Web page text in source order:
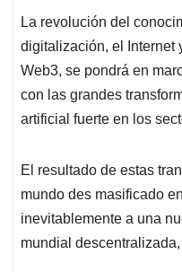
La revolución del
digitalización, el Internet
Web3, se pondrá en
con las grandes
artificial fuerte en los
El resultado de estas
mundo des masificado
inevitablemente a una
mundial